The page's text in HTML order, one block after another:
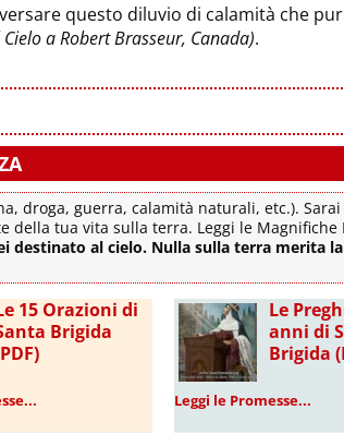
questo diluvio di calamità che
a Robert Brasseur, Canada).
droga, guerra, calamità naturali, etc.).
tua vita sulla terra. Leggi le Magnifiche
destinato al cielo. Nulla sulla terra merita
15 Orazioni di
Brigida
Le
anni di
Brigida
Leggi le Promesse...